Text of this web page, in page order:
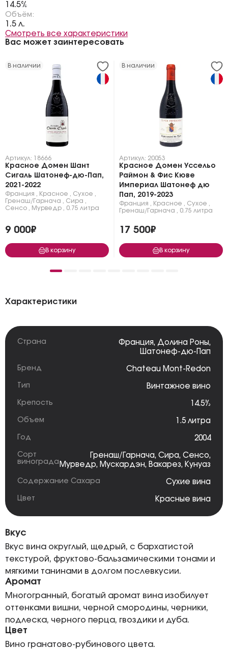
14.5%
Объём:
1.5 л.
Смотреть все характеристики
Вас может заинтересовать
В наличии
Артикул: 18666
Красное Домен Шант
Сигаль Шатонеф-дю-Пап,
2021-2022
Франция Красное Сухое
Гренаш/Гарнача
Сира
Сенсо
Мурведр 0.75 литра
9 000₽
В корзину
В наличии
Артикул: 20053
Красное Домен Уссельо
Раймон & Фис Кюве
Империал Шатонеф дю
Пап, 2019-2023
Франция Красное Сухое
Гренаш/Гарнача
0.75 литра
17 500₽
В корзину
Характеристики
Страна Франция, Долина Роны,
Шатонеф-дю-Пап
Бренд Chateau Mont-Redon
Тип Винтажное вино
Крепость 14.5%
Объем 1.5 литра
Год 2004
Сорт
винограда
Гренаш/Гарнача, Сира, Сенсо,
Мурведр, Мускардэн, Вакарез, Кунуаз
Содержание Сахара Сухие вина
Цвет Красные вина
Вкус
Вкус вина округлый, щедрый, с бархатистой
текстурой, фруктово-бальзамическими тонами и
мягкими танинами в долгом послевкусии.
Аромат
Многогранный, богатый аромат вина изобилует
оттенками вишни, черной смородины, черники,
подлеска, черного перца, гвоздики и дуба.
Цвет
Вино гранатово-рубинового цвета.